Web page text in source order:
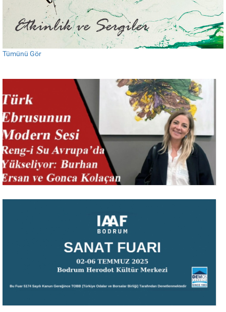
Tümünü Gör
24 Kasım 2025
IAAF Bodrum Sanat Fuarı’na Davetlisiniz
2 – 6 Temmuz 2025
Bodrum Retro Garage Sale
15 Aralık 2024
TR ETCA EUROPEAN TURKISH CONTEMPORARY ARTIST